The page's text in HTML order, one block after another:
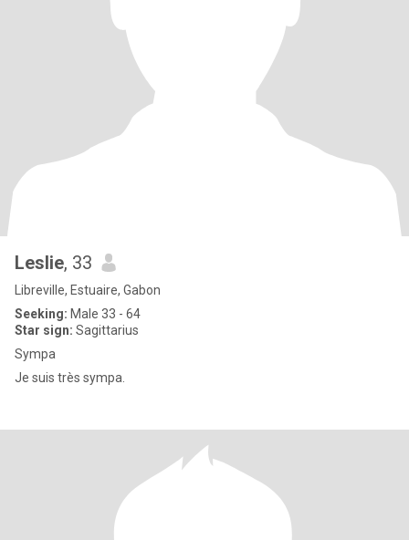
Leslie, 33
Libreville, Estuaire, Gabon
Seeking: Male 33 - 64
Star sign: Sagittarius
Sympa
Je suis très sympa.